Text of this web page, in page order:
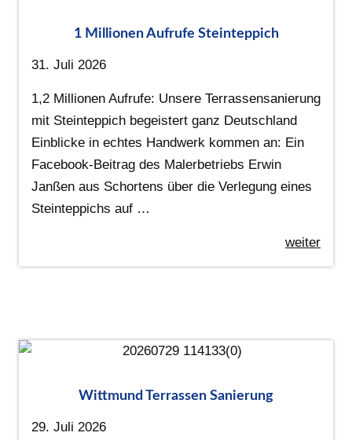
1 Millionen Aufrufe Steinteppich
31. Juli 2026
1,2 Millionen Aufrufe: Unsere Terrassensanierung
mit Steinteppich begeistert ganz Deutschland
Einblicke in echtes Handwerk kommen an: Ein
Facebook-Beitrag des Malerbetriebs Erwin
Janßen aus Schortens über die Verlegung eines
Steinteppichs auf …
weiter
Wittmund Terrassen Sanierung
29. Juli 2026